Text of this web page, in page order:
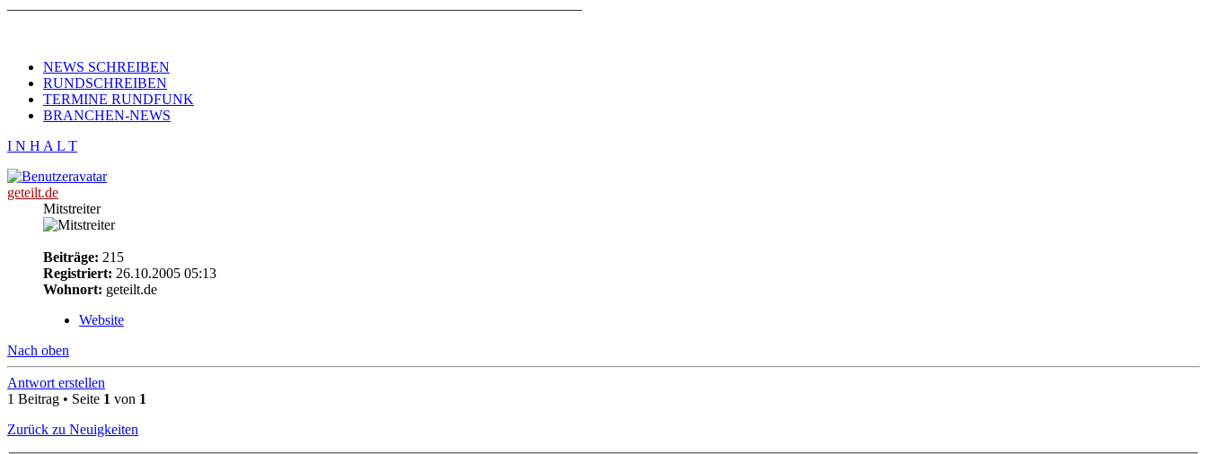
NEWS SCHREIBEN
RUNDSCHREIBEN
TERMINE RUNDFUNK
BRANCHEN-NEWS
I N H A L T
geteilt.de
Mitstreiter
Beiträge: 215
Registriert: 26.10.2005 05:13
Wohnort: geteilt.de
Website
Nach oben
Antwort erstellen
1 Beitrag • Seite 1 von 1
Zurück zu Neuigkeiten